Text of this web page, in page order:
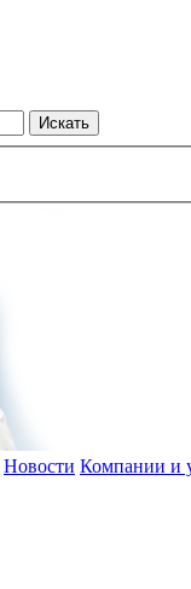
Новости Компании и